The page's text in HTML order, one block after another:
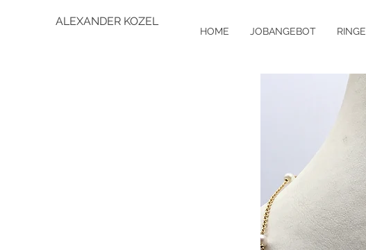
ALEXANDER KOZEL
HOME JOBANGEBOT RINGE